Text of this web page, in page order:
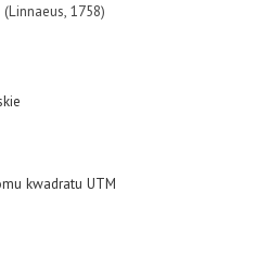
1758)
kwadratu UTM